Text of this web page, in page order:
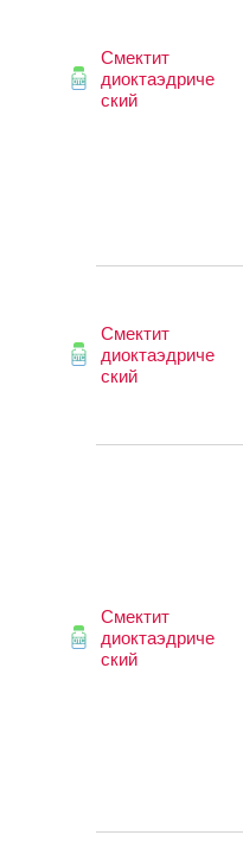
Смектит
диоктаэдриче
ский
Смектит
диоктаэдриче
ский
Смектит
диоктаэдриче
ский